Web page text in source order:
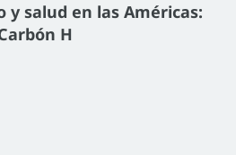
y salud en las Américas:
H